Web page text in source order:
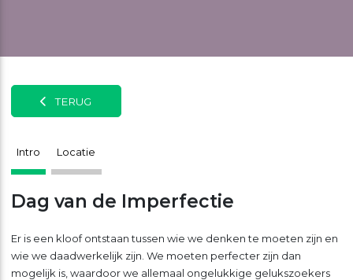
TERUG
Intro Locatie
Dag van de Imperfectie
Er is een kloof ontstaan tussen wie we denken te moeten zijn en
wie we daadwerkelijk zijn. We moeten perfecter zijn dan
mogelijk is, waardoor we allemaal ongelukkige gelukszoekers